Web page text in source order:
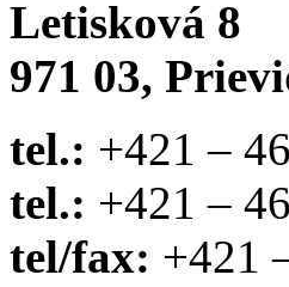
Letisková 8
971 03,
tel.: +421 –
tel.: +421 –
tel/fax: +421